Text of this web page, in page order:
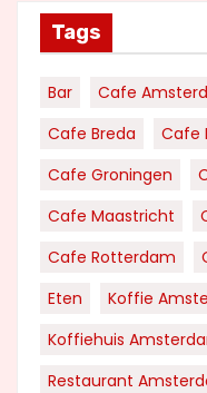
Tags
Bar Cafe
Cafe Breda
Cafe
Cafe Groningen
Cafe Maastricht
Cafe Rotterdam
Eten
Koffie
Koffiehuis
Restaurant